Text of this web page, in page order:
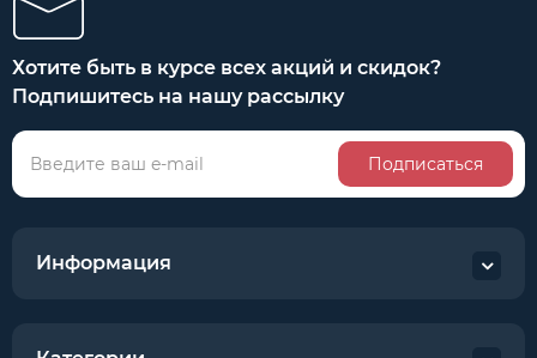
Хотите быть в курсе всех акций и скидок?
Подпишитесь на нашу рассылку
Подписаться
Информация